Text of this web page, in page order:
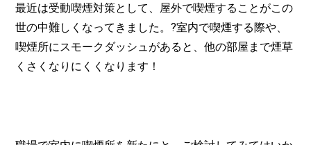
最近は受動喫煙対策として、屋外で喫煙することがこの
世の中難しくなってきました。?室内で喫煙する際や、
喫煙所にスモークダッシュがあると、他の部屋まで煙草
くさくなりにくくなります！